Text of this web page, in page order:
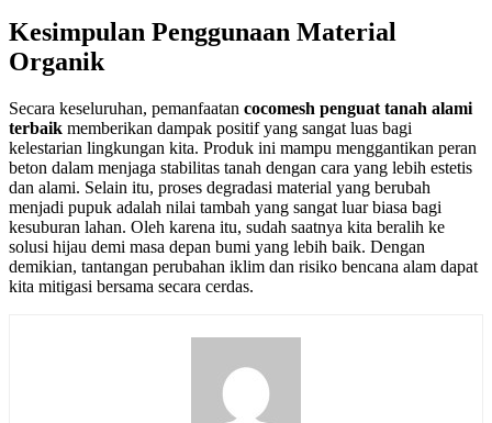
Kesimpulan Penggunaan Material
Organik
Secara keseluruhan, pemanfaatan cocomesh penguat tanah alami
terbaik memberikan dampak positif yang sangat luas bagi
kelestarian lingkungan kita. Produk ini mampu menggantikan peran
beton dalam menjaga stabilitas tanah dengan cara yang lebih estetis
dan alami. Selain itu, proses degradasi material yang berubah
menjadi pupuk adalah nilai tambah yang sangat luar biasa bagi
kesuburan lahan. Oleh karena itu, sudah saatnya kita beralih ke
solusi hijau demi masa depan bumi yang lebih baik. Dengan
demikian, tantangan perubahan iklim dan risiko bencana alam dapat
kita mitigasi bersama secara cerdas.